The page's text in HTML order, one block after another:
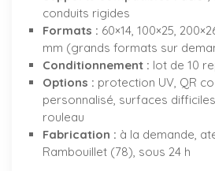
conduits rigides
Formats : 60×14, 100×25,
mm (grands formats sur
Conditionnement : lot de 10
Options : protection UV, QR
personnalisé, surfaces
rouleau
Fabrication : à la demande,
Rambouillet (78), sous 24 h